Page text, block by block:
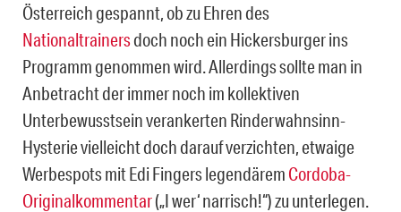
Österreich gespannt, ob zu Ehren des
Nationaltrainersdoch noch ein Hickersburger ins
Programm genommen wird. Allerdings sollte man in
Anbetracht der immer noch im kollektiven
Unterbewusstsein verankerten Rinderwahnsinn-
Hysterie vielleicht doch darauf verzichten, etwaige
Werbespots mit Edi Fingers legendärem Cordoba-
Originalkommentar(„I wer‘ narrisch!“) zu unterlegen.